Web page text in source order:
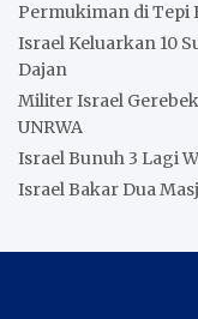
Permukiman di Tepi
Israel Keluarkan 10
Dajan
Militer Israel
UNRWA
Israel Bunuh 3 Lagi
Israel Bakar Dua